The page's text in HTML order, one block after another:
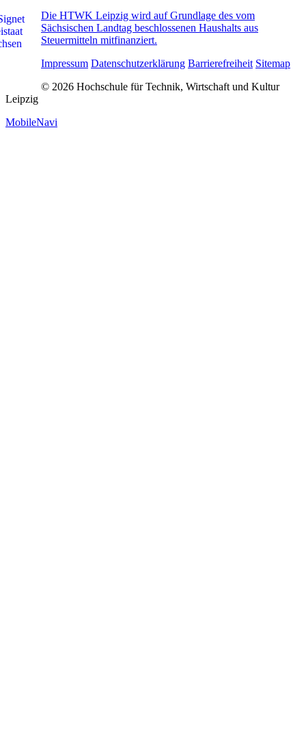
Die HTWK Leipzig wird auf Grundlage des vom
Sächsischen Landtag beschlossenen Haushalts aus
Steuermitteln mitfinanziert.
Impressum Datenschutzerklärung Barrierefreiheit Sitemap
© 2026 Hochschule für Technik, Wirtschaft und Kultur
Leipzig
MobileNavi